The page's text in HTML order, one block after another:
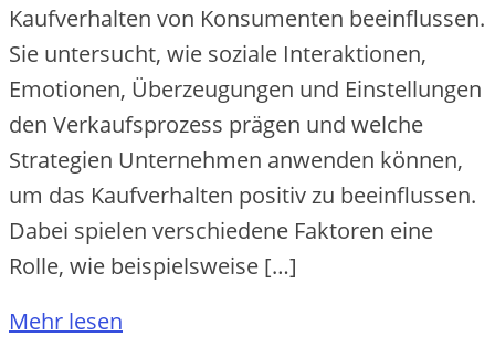
Kaufverhalten von Konsumenten beeinflussen.
Sie untersucht, wie soziale Interaktionen,
Emotionen, Überzeugungen und Einstellungen
den Verkaufsprozess prägen und welche
Strategien Unternehmen anwenden können,
um das Kaufverhalten positiv zu beeinflussen.
Dabei spielen verschiedene Faktoren eine
Rolle, wie beispielsweise […]
Mehr lesen